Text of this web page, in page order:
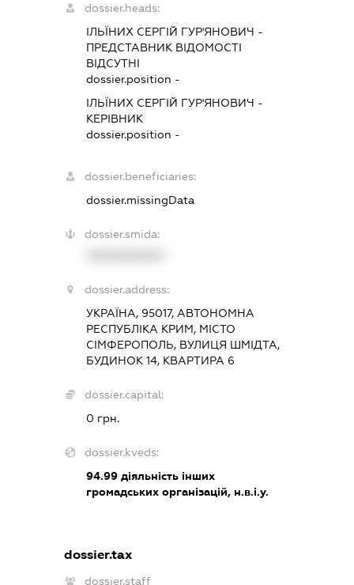
dossier.heads:
ІЛЬЇНИХ СЕРГІЙ ГУР'ЯНОВИЧ -
ПРЕДСТАВНИК ВІДОМОСТІ
ВІДСУТНІ
dossier.position -
ІЛЬЇНИХ СЕРГІЙ ГУР'ЯНОВИЧ -
КЕРІВНИК
dossier.position -
dossier.beneficiaries:
dossier.missingData
dossier.smida:
dossier.address:
УКРАЇНА, 95017, АВТОНОМНА
РЕСПУБЛІКА КРИМ, МІСТО
СІМФЕРОПОЛЬ, ВУЛИЦЯ ШМІДТА,
БУДИНОК 14, КВАРТИРА 6
dossier.capital:
0 грн.
dossier.kveds:
94.99діяльність інших
громадських організацій, н.в.і.у.
dossier.tax
dossier.staff